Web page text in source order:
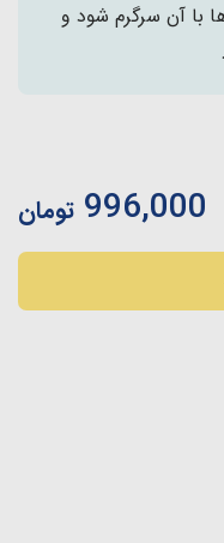
با آن سرگرم شود و
996,000 تومان